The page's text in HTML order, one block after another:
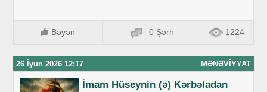
Bəyən 0 Şərh 1224
26 İyun 2026 12:17 MƏNƏVIYYAT
İmam Hüseynin (ə) Kərbəladan